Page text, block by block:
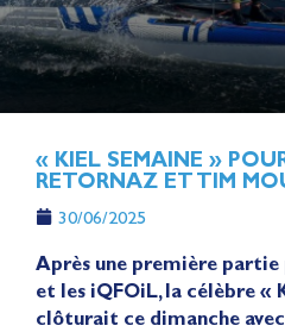
« KIEL SEMAINE »
RETORNAZ ET TIM
30/06/2025
Après une première partie
et les iQFOiL, la célèbre «
clôturait ce dimanche